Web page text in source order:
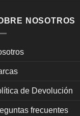
NOSOTROS
de Devolución
frecuentes